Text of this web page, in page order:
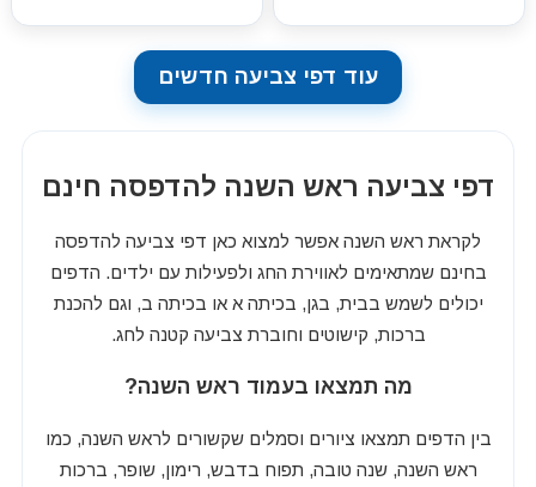
עוד דפי צביעה חדשים
דפי צביעה ראש השנה להדפסה חינם
לקראת ראש השנה אפשר למצוא כאן דפי צביעה להדפסה
בחינם שמתאימים לאווירת החג ולפעילות עם ילדים. הדפים
יכולים לשמש בבית, בגן, בכיתה א או בכיתה ב, וגם להכנת
ברכות, קישוטים וחוברת צביעה קטנה לחג.
מה תמצאו בעמוד ראש השנה?
בין הדפים תמצאו ציורים וסמלים שקשורים לראש השנה, כמו
ראש השנה, שנה טובה, תפוח בדבש, רימון, שופר, ברכות